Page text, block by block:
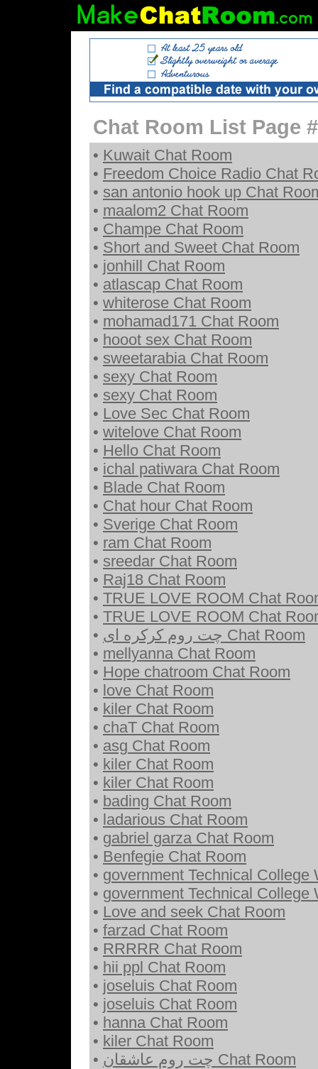
Chat Room List Page
• Kuwait Chat Room
• Freedom Choice Radio Chat
• san antonio hook up Chat
• maalom2 Chat Room
• Champe Chat Room
• Short and Sweet Chat Room
• jonhill Chat Room
• atlascap Chat Room
• whiterose Chat Room
• mohamad171 Chat Room
• hooot sex Chat Room
• sweetarabia Chat Room
• sexy Chat Room
• sexy Chat Room
• Love Sec Chat Room
• witelove Chat Room
• Hello Chat Room
• ichal patiwara Chat Room
• Blade Chat Room
• Chat hour Chat Room
• Sverige Chat Room
• ram Chat Room
• sreedar Chat Room
• Raj18 Chat Room
• TRUE LOVE ROOM Chat
• TRUE LOVE ROOM Chat
•
چت روم کرکره ای Chat Room
• mellyanna Chat Room
• Hope chatroom Chat Room
• love Chat Room
• kiler Chat Room
• chaT Chat Room
• asg Chat Room
• kiler Chat Room
• kiler Chat Room
• bading Chat Room
• ladarious Chat Room
• gabriel garza Chat Room
• Benfegie Chat Room
• government Technical
• government Technical
• Love and seek Chat Room
• farzad Chat Room
• RRRRR Chat Room
• hii ppl Chat Room
• joseluis Chat Room
• joseluis Chat Room
• hanna Chat Room
• kiler Chat Room
•
چت روم عاشقان Chat Room